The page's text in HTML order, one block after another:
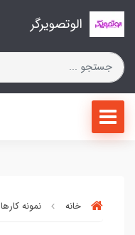
الوتصویرگر
خانه نمونه کارها